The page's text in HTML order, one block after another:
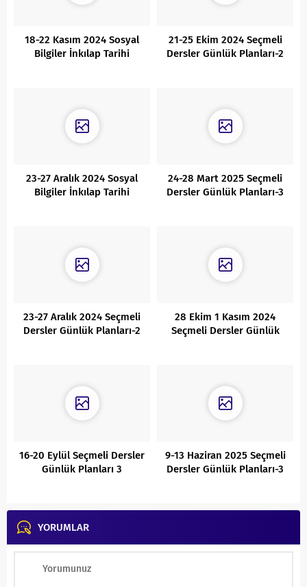
18-22 Kasım 2024 Sosyal
Bilgiler İnkılap Tarihi
21-25 Ekim 2024 Seçmeli
Dersler Günlük Planları-2
23-27 Aralık 2024 Sosyal
Bilgiler İnkılap Tarihi
24-28 Mart 2025 Seçmeli
Dersler Günlük Planları-3
23-27 Aralık 2024 Seçmeli
Dersler Günlük Planları-2
28 Ekim 1 Kasım 2024
Seçmeli Dersler Günlük
16-20 Eylül Seçmeli Dersler
Günlük Planları 3
9-13 Haziran 2025 Seçmeli
Dersler Günlük Planları-3
YORUMLAR